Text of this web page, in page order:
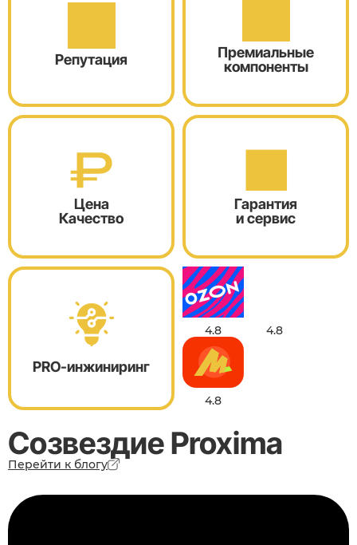
Репутация
Премиальные
компоненты
Цена
Качество
Гарантия
и сервис
PRO-инжиниринг
4.8 4.8
4.8
Созвездие Proxima
Перейти к блогу